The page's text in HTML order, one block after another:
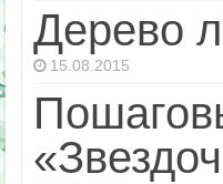
Дерево
15.08.2015